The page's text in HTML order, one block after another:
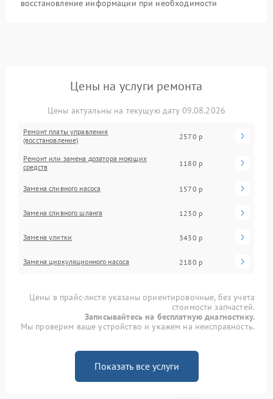
восстановление информации при необходимости
Цены на услуги ремонта
Цены актуальны на текущую дату 09.08.2026
Ремонт платы управления
(восстановление)
2570 р
Ремонт или замена дозатора моющих
средств
1180 р
Замена сливного насоса 1570 р
Замена сливного шланга 1230 р
Замена улитки 3430 р
Замена циркуляционного насоса 2180 р
Цены в прайс-листе указаны ориентировочные, без учета
стоимости запчастей.
Записывайтесь на бесплатную диагностику.
Мы проверим ваше устройство и укажем на неисправность.
Показать все услуги